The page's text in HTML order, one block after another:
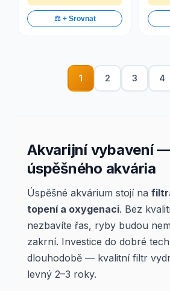
⚖️ + Srovnat
1 2 3 4
Akvarijní vybavení
úspěšného akvária
Úspěšné akvárium stojí na
topení a oxygenaci. Bez
nezbavíte řas, ryby budou
zakrní. Investice do dobré
dlouhodobě — kvalitní filtr
levný 2–3 roky.